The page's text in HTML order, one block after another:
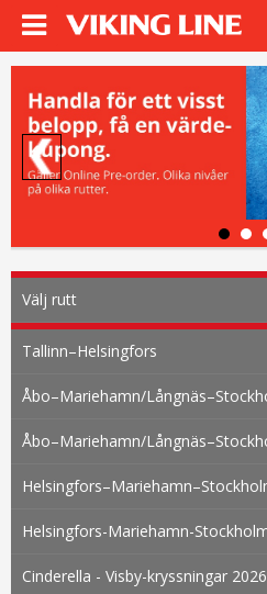
Välj rutt
Tallinn–Helsingfors
Åbo–Mariehamn/
Åbo–Mariehamn/
Helsingfors-Mariehamn-
Cinderella - Visby-kryssningar 2026